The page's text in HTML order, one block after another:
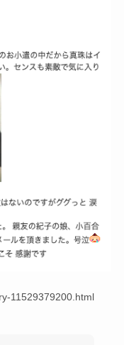
11529379200.html